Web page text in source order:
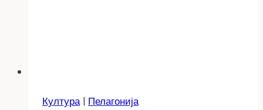
Култура| Пелагонија